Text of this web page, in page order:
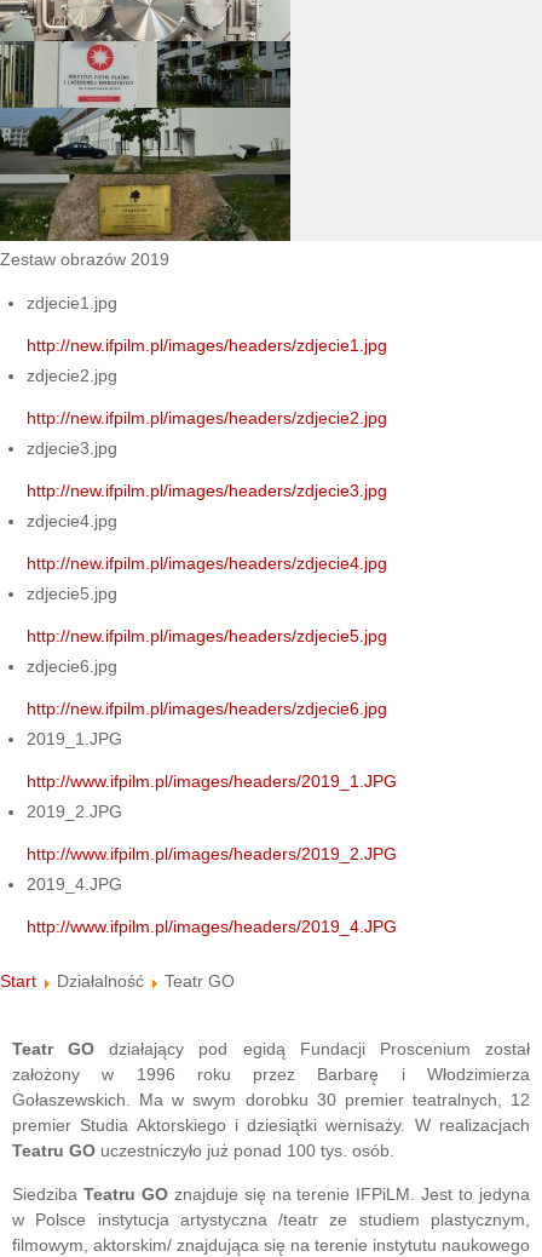
Zestaw obrazów 2019
zdjecie1.jpg
http://new.ifpilm.pl/images/headers/zdjecie1.jpg
zdjecie2.jpg
http://new.ifpilm.pl/images/headers/zdjecie2.jpg
zdjecie3.jpg
http://new.ifpilm.pl/images/headers/zdjecie3.jpg
zdjecie4.jpg
http://new.ifpilm.pl/images/headers/zdjecie4.jpg
zdjecie5.jpg
http://new.ifpilm.pl/images/headers/zdjecie5.jpg
zdjecie6.jpg
http://new.ifpilm.pl/images/headers/zdjecie6.jpg
2019_1.JPG
http://www.ifpilm.pl/images/headers/2019_1.JPG
2019_2.JPG
http://www.ifpilm.pl/images/headers/2019_2.JPG
2019_4.JPG
http://www.ifpilm.pl/images/headers/2019_4.JPG
Start Działalność Teatr GO
Teatr GO działający pod egidą Fundacji Proscenium został
założony w 1996 roku przez Barbarę i Włodzimierza
Gołaszewskich. Ma w swym dorobku 30 premier teatralnych, 12
premier Studia Aktorskiego i dziesiątki wernisaży. W realizacjach
Teatru GO uczestniczyło już ponad 100 tys. osób.
Siedziba Teatru GOznajduje się na terenie IFPiLM. Jest to jedyna
w Polsce instytucja artystyczna /teatr ze studiem plastycznym,
filmowym, aktorskim/ znajdująca się na terenie instytutu naukowego